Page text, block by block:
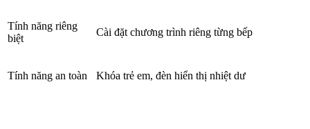
Tính năng riêng
biệt
Cài đặt chương trình riêng từng bếp
Tính năng an toàn Khóa trẻ em, đèn hiển thị nhiệt dư